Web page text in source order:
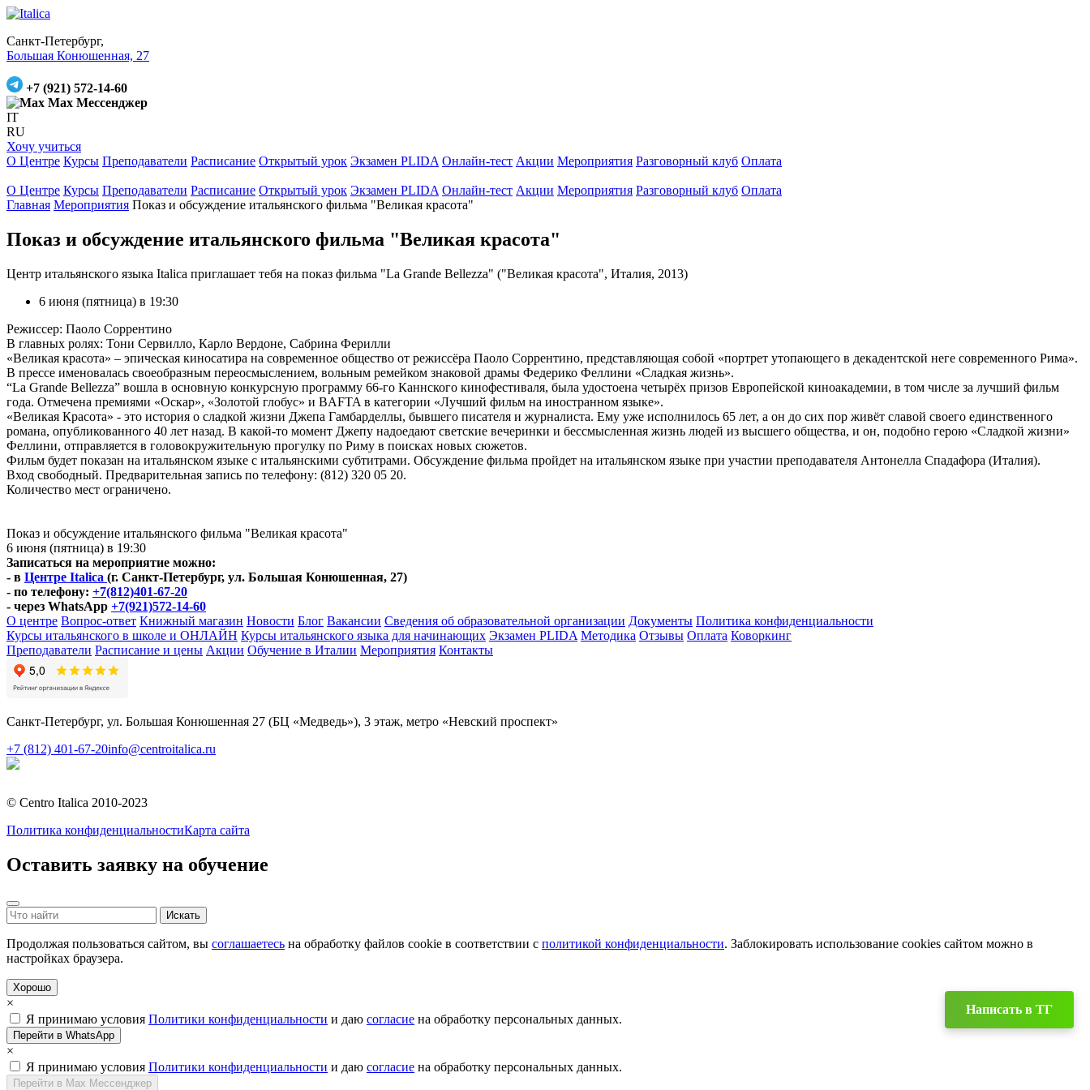
Санкт-Петербург,
Большая Конюшенная, 27
+7 (921) 572-14-60
Max Мессенджер
IT
RU
Хочу учиться
О Центре Курсы Преподаватели Расписание Открытый урок Экзамен PLIDA Онлайн-тест Акции Мероприятия Разговорный клуб Оплата
О Центре Курсы Преподаватели Расписание Открытый урок Экзамен PLIDA Онлайн-тест Акции Мероприятия Разговорный клуб Оплата
Главная Мероприятия Показ и обсуждение итальянского фильма "Великая красота"
Показ и обсуждение итальянского фильма "Великая красота"
Центр итальянского языка Italica приглашает тебя на показ фильма "La Grande Bellezza" ("Великая красота", Италия, 2013)
6 июня (пятница) в 19:30
Режиссер: Паоло Соррентино
В главных ролях: Тони Сервилло, Карло Вердоне, Сабрина Ферилли
«Великая красота» – эпическая киносатира на современное общество от режиссёра Паоло Соррентино, представляющая собой «портрет утопающего в декадентской неге современного Рима».
В прессе именовалась своеобразным переосмыслением, вольным ремейком знаковой драмы Федерико Феллини «Сладкая жизнь».
“La Grande Bellezza” вошла в основную конкурсную программу 66-го Каннского кинофестиваля, была удостоена четырёх призов Европейской киноакадемии, в том числе за лучший фильм
года. Отмечена премиями «Оскар», «Золотой глобус» и BAFTA в категории «Лучший фильм на иностранном языке».
«Великая Красота» - это история о сладкой жизни Джепа Гамбарделлы, бывшего писателя и журналиста. Ему уже исполнилось 65 лет, а он до сих пор живёт славой своего единственного
романа, опубликованного 40 лет назад. В какой-то момент Джепу надоедают светские вечеринки и бессмысленная жизнь людей из высшего общества, и он, подобно герою «Сладкой жизни»
Феллини, отправляется в головокружительную прогулку по Риму в поисках новых сюжетов.
Фильм будет показан на итальянском языке с итальянскими субтитрами. Обсуждение фильма пройдет на итальянском языке при участии преподавателя Антонелла Спадафора (Италия).
Вход свободный. Предварительная запись по телефону: (812) 320 05 20.
Количество мест ограничено.
Показ и обсуждение итальянского фильма "Великая красота"
6 июня (пятница) в 19:30
Записаться на мероприятие можно:
- в Центре Italica (г. Санкт-Петербург, ул. Большая Конюшенная, 27)
- по телефону: +7(812)401-67-20
- через WhatsApp +7(921)572-14-60
О центре Вопрос-ответ Книжный магазин Новости Блог Вакансии Сведения об образовательной организации Документы Политика конфиденциальности
Курсы итальянского в школе и ОНЛАЙН Курсы итальянского языка для начинающих Экзамен PLIDA Методика Отзывы Оплата Коворкинг
Преподаватели Расписание и цены Акции Обучение в Италии Мероприятия Контакты
Санкт-Петербург, ул. Большая Конюшенная 27 (БЦ «Медведь»), 3 этаж, метро «Невский проспект»
+7 (812) 401-67-20info@centroitalica.ru
© Centro Italica 2010-2023
Политика конфиденциальностиКарта сайта
Оставить заявку на обучение
Написать в TГ
Продолжая пользоваться сайтом, вы соглашаетесь на обработку файлов cookie в соответствии с политикой конфиденциальности. Заблокировать использование cookies сайтом можно в
настройках браузера.
Хорошо
×
Я принимаю условия Политики конфиденциальности и даю согласие на обработку персональных данных.
Перейти в WhatsApp
×
Я принимаю условия Политики конфиденциальности и даю согласие на обработку персональных данных.
Перейти в Max Мессенджер